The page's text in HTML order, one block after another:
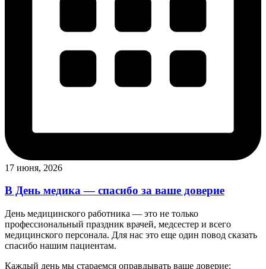
17 июня, 2026
В День медика — спасибо за ваше доверие
День медицинского работника — это не только
профессиональный праздник врачей, медсестер и всего
медицинского персонала. Для нас это еще один повод сказать
спасибо нашим пациентам.
Каждый день мы стараемся оправдывать ваше доверие: